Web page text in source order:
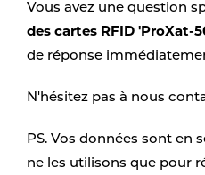
Vous avez une question
des cartes RFID 'ProXat-
de réponse
N'hésitez pas à nous
PS. Vos données sont en
ne les utilisons que pour